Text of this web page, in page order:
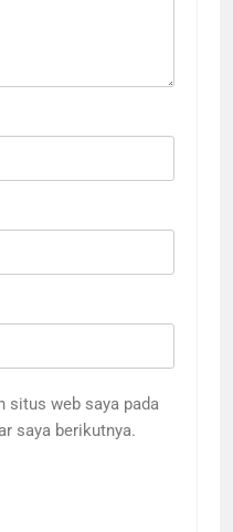
situs web saya pada
saya berikutnya.